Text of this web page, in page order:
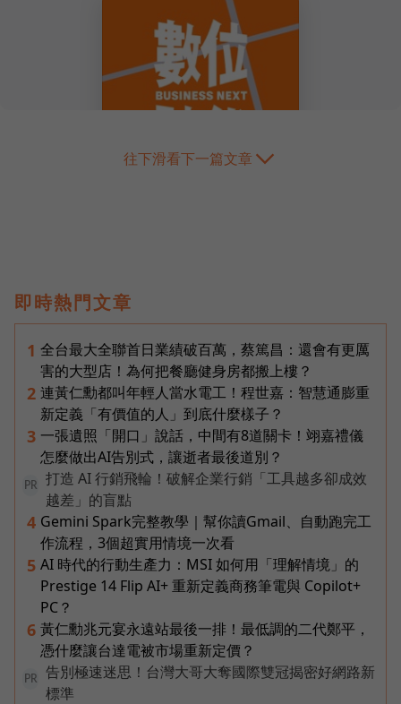
往下滑看下一篇文章
即時熱門文章
1 全台最大全聯首日業績破百萬，蔡篤昌：還會有更厲
害的大型店！為何把餐廳健身房都搬上樓？
2 連黃仁勳都叫年輕人當水電工！程世嘉：智慧通膨重
新定義「有價值的人」到底什麼樣子？
3 一張遺照「開口」說話，中間有8道關卡！翊嘉禮儀
怎麼做出AI告別式，讓逝者最後道別？
PR
打造 AI 行銷飛輪！破解企業行銷「工具越多卻成效
越差」的盲點
4 Gemini Spark完整教學｜幫你讀Gmail、自動跑完工
作流程，3個超實用情境一次看
5 AI 時代的行動生產力：MSI 如何用「理解情境」的
Prestige 14 Flip AI+ 重新定義商務筆電與 Copilot+
PC？
6 黃仁勳兆元宴永遠站最後一排！最低調的二代鄭平，
憑什麼讓台達電被市場重新定價？
PR
告別極速迷思！台灣大哥大奪國際雙冠揭密好網路新
標準